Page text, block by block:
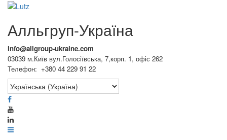
Алльгруп-Україна
info@allgroup-ukraine.com
03039 м.Київ вул.Голосіївська, 7,корп. 1, офіс 262
Телефон: +380 44 229 91 22